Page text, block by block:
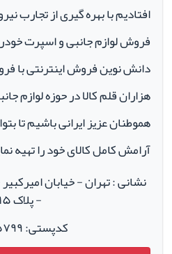
افتادیم با بهره گیری از تجارب
دانش نوین فروش اینترنتی با
هزاران قلم کالا در حوزه لوازم
هموطنان عزیز ایرانی باشیم تا
آرامش کامل کالای خود را تهیه
نشانی : تهران - خیابان
- پلاک ۴۱۵
کدپستی: ۱۱۴۱۷۱۵۷۹۹